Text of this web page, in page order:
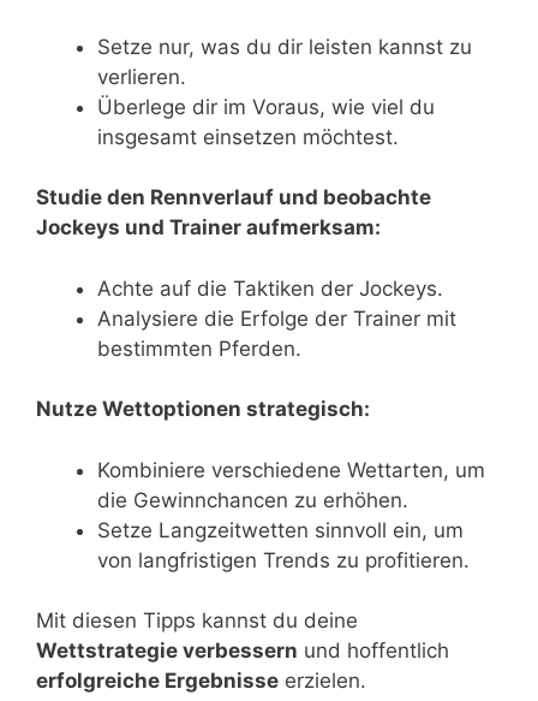
Setze nur, was du dir leisten kannst zu
verlieren.
Überlege dir im Voraus, wie viel du
insgesamt einsetzen möchtest.
Studie den Rennverlauf und beobachte
Jockeys und Trainer aufmerksam:
Achte auf die Taktiken der Jockeys.
Analysiere die Erfolge der Trainer mit
bestimmten Pferden.
Nutze Wettoptionen strategisch:
Kombiniere verschiedene Wettarten, um
die Gewinnchancen zu erhöhen.
Setze Langzeitwetten sinnvoll ein, um
von langfristigen Trends zu profitieren.
Mit diesen Tipps kannst du deine
Wettstrategie verbessern und hoffentlich
erfolgreiche Ergebnisse erzielen.